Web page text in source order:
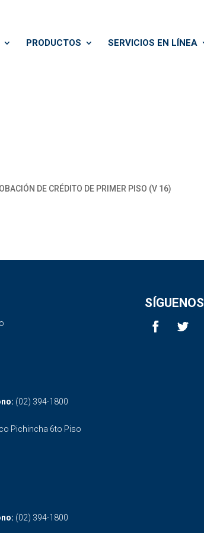
PRODUCTOS SERVICIOS EN LÍNEA
DE CRÉDITO DE PRIMER PISO (V 16)
SÍGUENOS
(02) 394-1800
Pichincha 6to Piso
(02) 394-1800